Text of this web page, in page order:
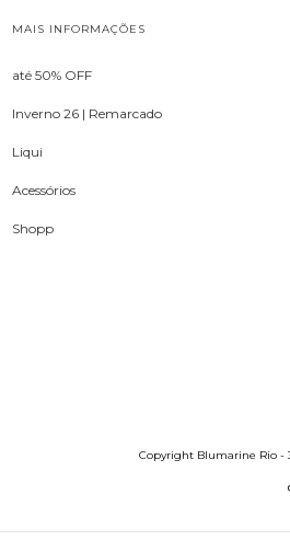
MAIS INFORMAÇÕES
até 50% OFF
Inverno 26 | Remarcado
Liqui
Acessórios
Shopp
Copyright Blumarine Rio -